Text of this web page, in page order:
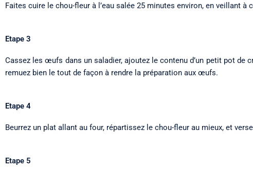
Faites cuire le chou-fleur à l’eau salée 25 minutes environ, en veillant
Etape 3
Cassez les œufs dans un saladier, ajoutez le contenu d’un petit pot de
remuez bien le tout de façon à rendre la préparation aux œufs.
Etape 4
Beurrez un plat allant au four, répartissez le chou-fleur au mieux, et
Etape 5